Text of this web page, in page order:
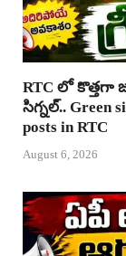
RTC లో కొత్తగా
సిగ్నల్.. Green
posts in RTC
August 6, 2026